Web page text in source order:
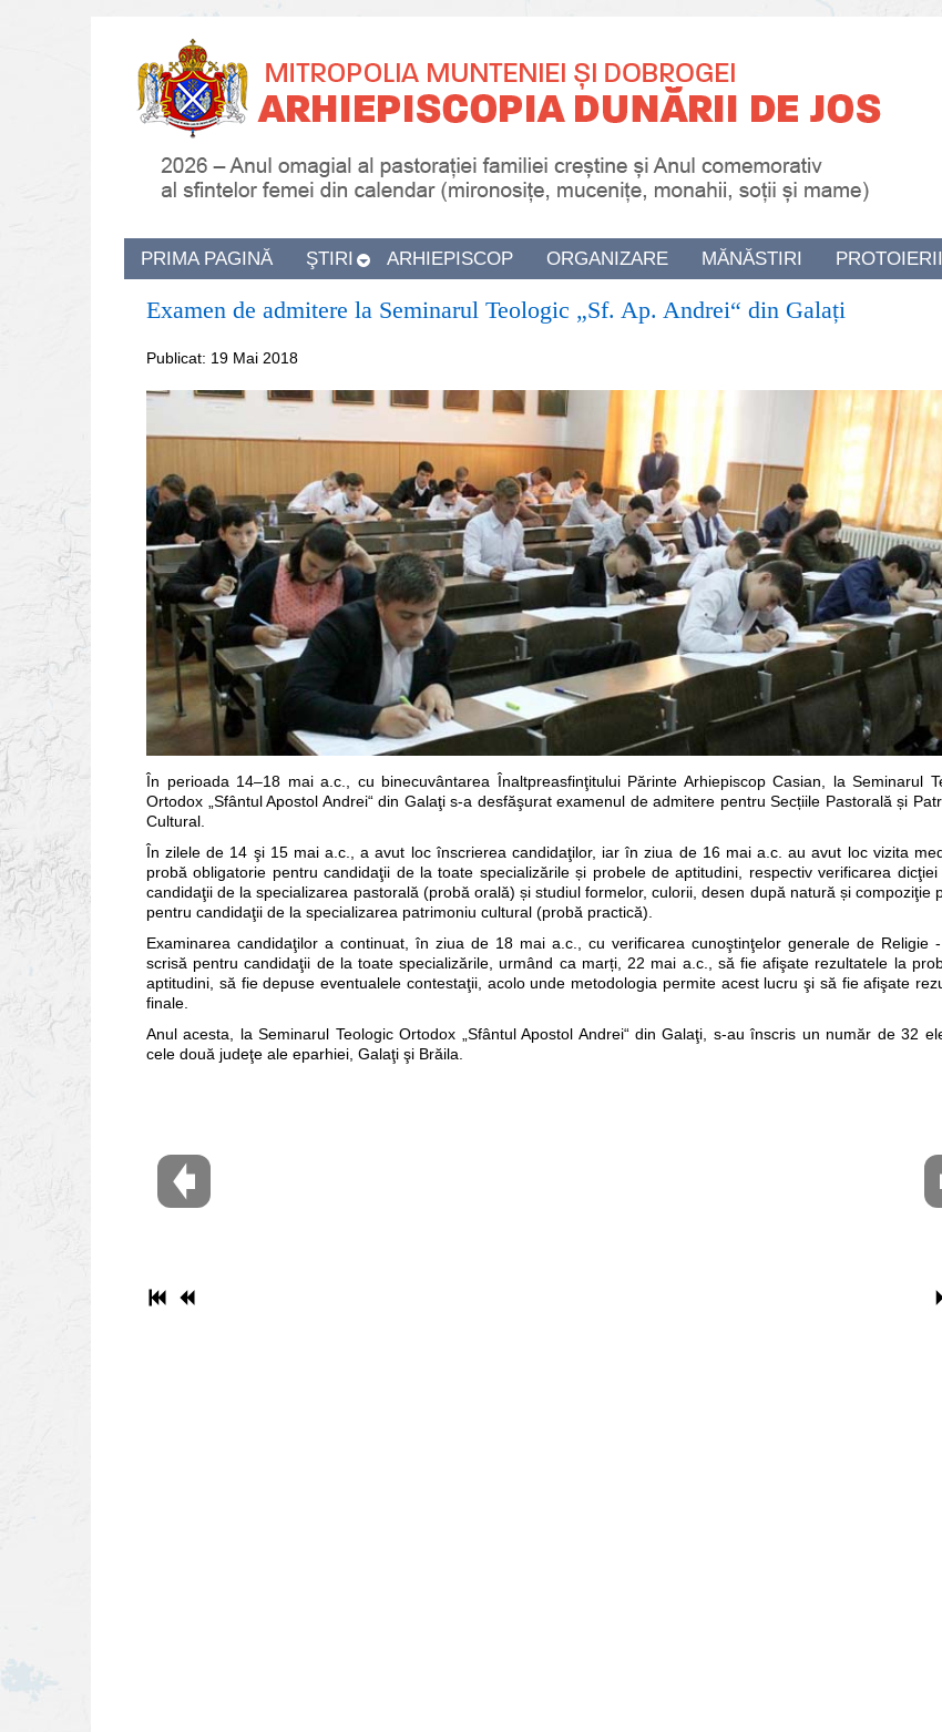
PRIMA PAGINĂ ŞTIRI ARHIEPISCOP ORGANIZARE MĂNĂSTIRI PROTOIERII
Examen de admitere la Seminarul Teologic „Sf. Ap. Andrei“ din Galați
Publicat: 19 Mai 2018
În perioada 14–18 mai a.c., cu binecuvântarea Înaltpreasfinţitului Părinte Arhiepiscop Casian, la Seminarul
Ortodox „Sfântul Apostol Andrei“ din Galaţi s-a desfăşurat examenul de admitere pentru Secțiile Pastorală și
Cultural.
În zilele de 14 şi 15 mai a.c., a avut loc înscrierea candidaţilor, iar în ziua de 16 mai a.c. au avut loc vizita
probă obligatorie pentru candidaţii de la toate specializările și probele de aptitudini, respectiv verificarea dicţiei
candidaţii de la specializarea pastorală (probă orală) și studiul formelor, culorii, desen după natură și compoziţie
pentru candidaţii de la specializarea patrimoniu cultural (probă practică).
Examinarea candidaţilor a continuat, în ziua de 18 mai a.c., cu verificarea cunoştinţelor generale de Religie
scrisă pentru candidaţii de la toate specializările, urmând ca marți, 22 mai a.c., să fie afişate rezultatele la
aptitudini, să fie depuse eventualele contestaţii, acolo unde metodologia permite acest lucru şi să fie afişate
finale.
Anul acesta, la Seminarul Teologic Ortodox „Sfântul Apostol Andrei“ din Galaţi, s-au înscris un număr de 32
cele două judeţe ale eparhiei, Galaţi şi Brăila.